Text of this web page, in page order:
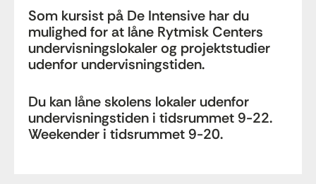
Som kursist på De Intensive har du
mulighed for at låne Rytmisk Centers
undervisningslokaler og projektstudier
udenfor undervisningstiden.
Du kan låne skolens lokaler udenfor
undervisningstiden i tidsrummet 9-22.
Weekender i tidsrummet 9-20.